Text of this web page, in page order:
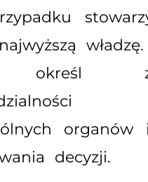
władzę.
określ
decyzji.